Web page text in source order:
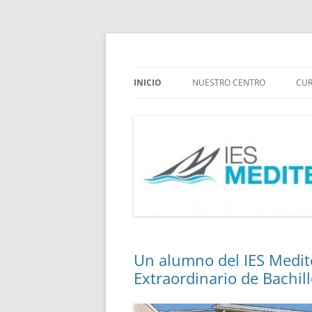
Saltar
INICIO NUESTRO CENTRO
PLANES Y PROYECTOS
Un alumno del IES
Extraordinario de